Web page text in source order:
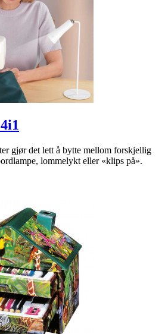
gjør det lett å bytte mellom forskjellig
lommelykt eller «klips på».